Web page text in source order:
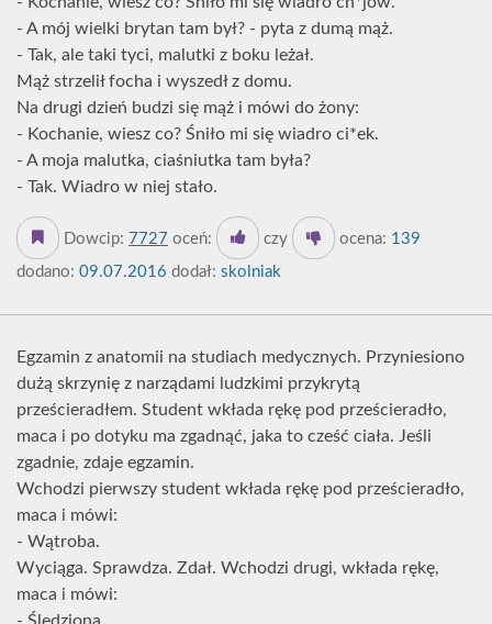
- A mój wielki brytan tam był? - pyta z dumą mąż.
- Tak, ale taki tyci, malutki z boku leżał.
Mąż strzelił focha i wyszedł z domu.
Na drugi dzień budzi się mąż i mówi do żony:
- Kochanie, wiesz co? Śniło mi się wiadro ci*ek.
- A moja malutka, ciaśniutka tam była?
- Tak. Wiadro w niej stało.
Dowcip: 7727 oceń: czy ocena: 139
dodano: 09.07.2016 dodał: skolniak
Egzamin z anatomii na studiach medycznych. Przyniesiono
dużą skrzynię z narządami ludzkimi przykrytą
prześcieradłem. Student wkłada rękę pod prześcieradło,
maca i po dotyku ma zgadnąć, jaka to cześć ciała. Jeśli
zgadnie, zdaje egzamin.
Wchodzi pierwszy student wkłada rękę pod prześcieradło,
maca i mówi:
- Wątroba.
Wyciąga. Sprawdza. Zdał. Wchodzi drugi, wkłada rękę,
maca i mówi: